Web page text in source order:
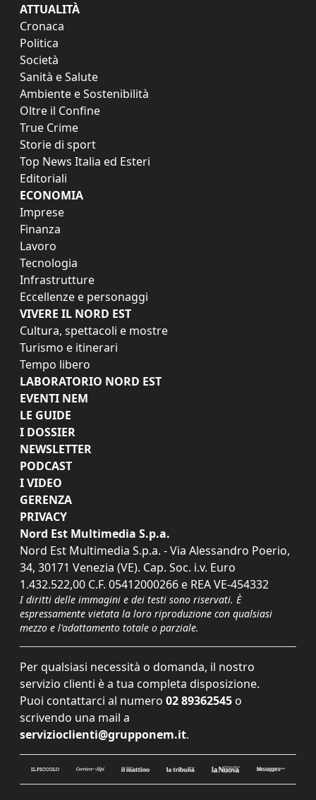
ATTUALITÀ
Cronaca
Politica
Società
Sanità e Salute
Ambiente e Sostenibilità
Oltre il Confine
True Crime
Storie di sport
Top News Italia ed Esteri
Editoriali
ECONOMIA
Imprese
Finanza
Lavoro
Tecnologia
Infrastrutture
Eccellenze e personaggi
VIVERE IL NORD EST
Cultura, spettacoli e mostre
Turismo e itinerari
Tempo libero
LABORATORIO NORD EST
EVENTI NEM
LE GUIDE
I DOSSIER
NEWSLETTER
PODCAST
I VIDEO
GERENZA
PRIVACY
Nord Est Multimedia S.p.a.
Nord Est Multimedia S.p.a. - Via Alessandro Poerio,
34, 30171 Venezia (VE). Cap. Soc. i.v. Euro
1.432.522,00 C.F. 05412000266 e REA VE-454332
I diritti delle immagini e dei testi sono riservati. È
espressamente vietata la loro riproduzione con qualsiasi
mezzo e l'adattamento totale o parziale.
Per qualsiasi necessità o domanda, il nostro
servizio clienti è a tua completa disposizione.
Puoi contattarci al numero 02 89362545 o
scrivendo una mail a
servizioclienti@grupponem.it.